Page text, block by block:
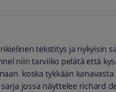
tekstitys ja nykyisin
niin tarviiko pelätä että
koska tykkään kanavasta
jossa näyttelee richard